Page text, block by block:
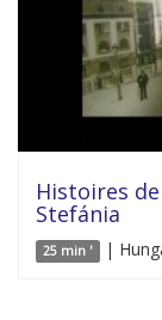
Histoires
Stefánia
25 min ' |